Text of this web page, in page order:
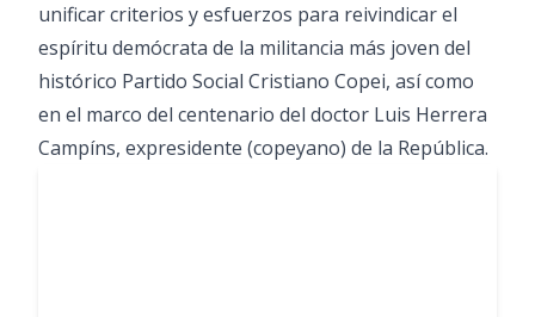
unificar criterios y esfuerzos para reivindicar el
espíritu demócrata de la militancia más joven del
histórico Partido Social Cristiano Copei, así como
en el marco del centenario del doctor Luis Herrera
Campíns, expresidente (copeyano) de la República.